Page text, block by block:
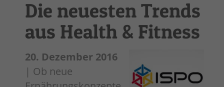
Die neuesten Trends
aus Health & Fitness
20. Dezember 2016
| Ob neue